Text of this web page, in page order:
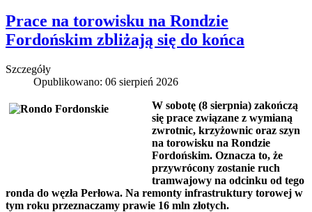
Prace na torowisku na Rondzie
Fordońskim zbliżają się do końca
Szczegóły
Opublikowano: 06 sierpień 2026
W sobotę (8 sierpnia) zakończą
się prace związane z wymianą
zwrotnic, krzyżownic oraz szyn
na torowisku na Rondzie
Fordońskim. Oznacza to, że
przywrócony zostanie ruch
tramwajowy na odcinku od tego
ronda do węzła Perłowa. Na remonty infrastruktury torowej w
tym roku przeznaczamy prawie 16 mln złotych.